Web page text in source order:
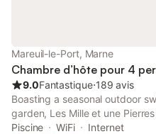
Mareuil-le-Port, Marne
Chambre d’hôte pour 4
9.0Fantastique⋅189 avis
Boasting a seasonal outdoor
garden, Les Mille et une
historic building in Mareuil-le-
Piscine WiFi
Internet